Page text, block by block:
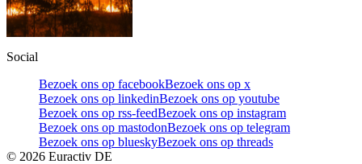
Social
Bezoek ons op facebookBezoek ons op x
Bezoek ons op linkedinBezoek ons op youtube
Bezoek ons op rss-feedBezoek ons op instagram
Bezoek ons op mastodonBezoek ons op telegram
Bezoek ons op blueskyBezoek ons op threads
© 2026 Euractiv DE